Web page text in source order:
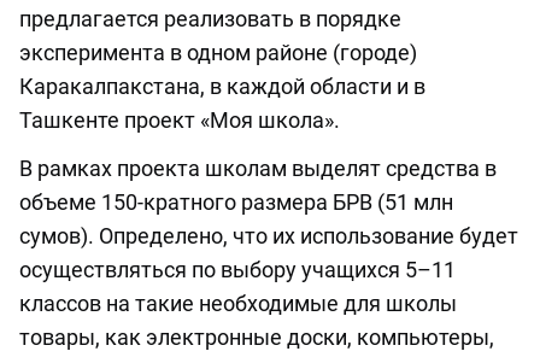
предлагается реализовать в порядке
эксперимента в одном районе (городе)
Каракалпакстана, в каждой области и в
Ташкенте проект «Моя школа».
В рамках проекта школам выделят средства в
объеме 150-кратного размера БРВ (51 млн
сумов). Определено, что их использование будет
осуществляться по выбору учащихся 5–11
классов на такие необходимые для школы
товары, как электронные доски, компьютеры,